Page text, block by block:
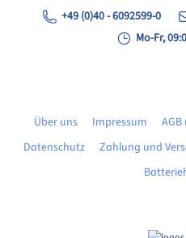
+49 (0)40 - 6092599-0
Mo-Fr,
Über uns Impressum
Datenschutz
Zahlung und